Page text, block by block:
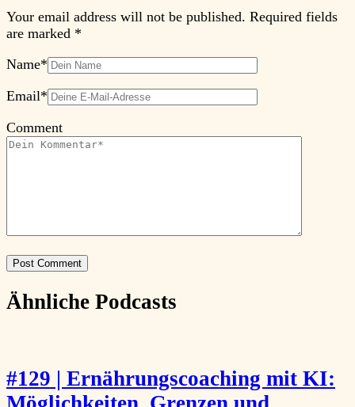
Your email address will not be published. Required fields
are marked *
Name*
Email*
Comment
Ähnliche Podcasts
#129 | Ernährungscoaching mit KI: